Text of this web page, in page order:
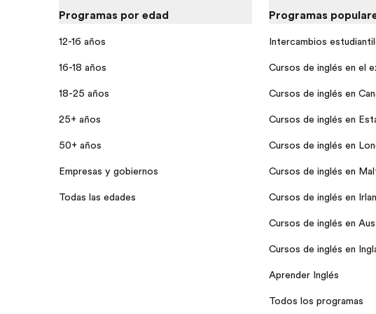
Programas por edad
12-16 años
16-18 años
18-25 años
25+ años
50+ años
Empresas y gobiernos
Todas las edades
Programas
Intercambios
Cursos de inglés en el
Cursos de inglés en
Cursos de inglés en
Cursos de inglés en
Cursos de inglés en
Cursos de inglés en
Cursos de inglés en
Cursos de inglés en
Aprender Inglés
Todos los programas